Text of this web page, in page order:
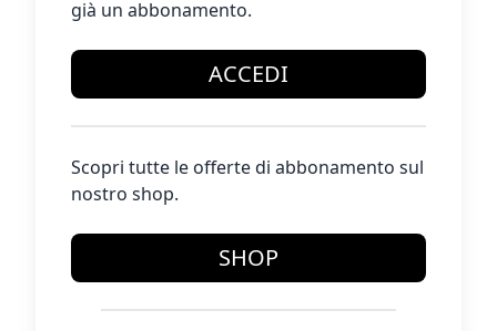
già un abbonamento.
ACCEDI
Scopri tutte le offerte di abbonamento sul
nostro shop.
SHOP